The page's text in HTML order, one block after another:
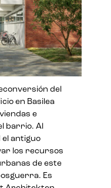
del
en Basilea
e
barrio. Al
antiguo
los recursos
de este
Es